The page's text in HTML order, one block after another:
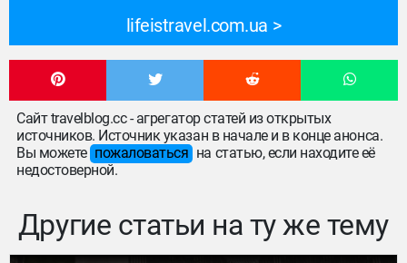
lifeistravel.com.ua
Сайт travelblog.cc - агрегатор статей из открытых
источников. Источник указан в начале и в конце анонса.
Вы можете пожаловаться на статью, если находите её
недостоверной.
Другие статьи на ту же тему